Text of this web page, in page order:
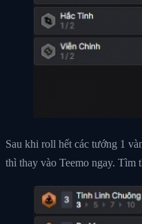
Sau khi roll hết các tướng 1
thì thay vào Teemo ngay. Tìm